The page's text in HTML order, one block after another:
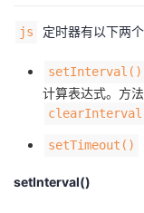
的
程
我
认
的
我
技
支
的
声
js 定时器有以下两个
setInterval()
计算表达式。方
setTimeout()
setInterval()